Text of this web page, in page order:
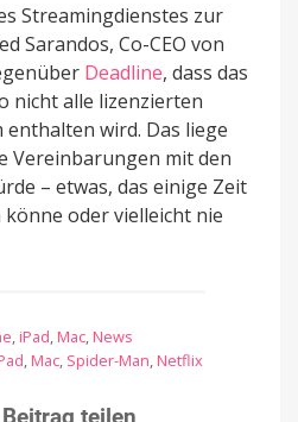
Streamingdienstes zur
Sarandos, Co-CEO von
Deadline, dass das
nicht alle lizenzierten
wird. Das liege
Vereinbarungen mit den
– etwas, das einige Zeit
oder vielleicht nie
, iPad, Mac, News
, Mac, Spider-Man, Netflix
teilen